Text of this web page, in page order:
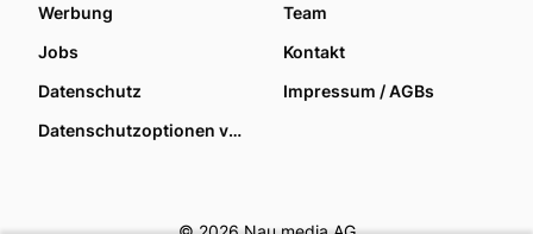
Werbung
Team
Jobs
Kontakt
Datenschutz
Impressum / AGBs
Datenschutzoptionen verwalten